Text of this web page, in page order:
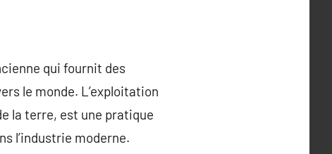
qui fournit des
le monde. L’exploitation
la terre, est une pratique
l’industrie moderne.